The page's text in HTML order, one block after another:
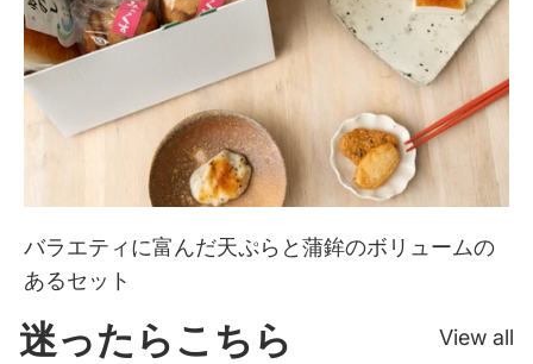
バラエティに富んだ天ぷらと蒲鉾のボリュームの
あるセット
迷ったらこちら View all